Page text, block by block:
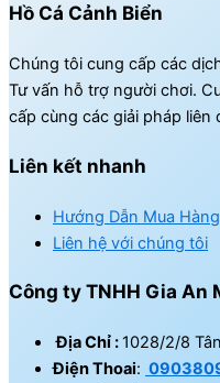
Hồ Cá Cảnh Biển
Chúng tôi cung cấp các
Tư vấn hỗ trợ người chơi.
cấp cùng các giải pháp liên
Liên kết nhanh
Hướng Dẫn Mua Hàng
Liên hệ với chúng tôi
Công ty TNHH Gia An
Địa Chỉ :1028/2/8
Điện Thoai: